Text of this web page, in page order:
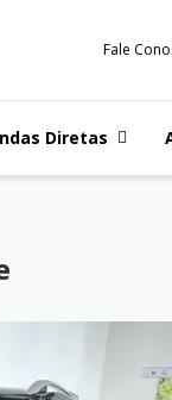
Fale
Diretas